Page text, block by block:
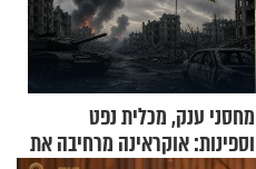
מחסני ענק, מכלית נפט
וספינות: אוקראינה מרחיבה את